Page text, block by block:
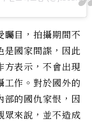
矚目，拍攝期間不
是國家間諜，因此
方表示，不會出現
工作。對於國外的
部的國仇家恨，因
眾來說，並不造成